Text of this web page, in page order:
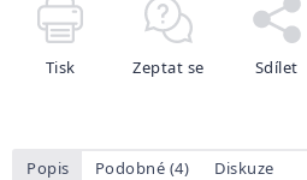
Tisk Zeptat se Sdílet
Popis Podobné (4) Diskuze